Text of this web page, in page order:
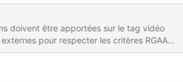
doivent être apportées sur le tag vidéo
pour respecter les critères RGAA :
en ligne a-t-il un titre de cadre ?
styles sont-elles utilisées pour contrôler